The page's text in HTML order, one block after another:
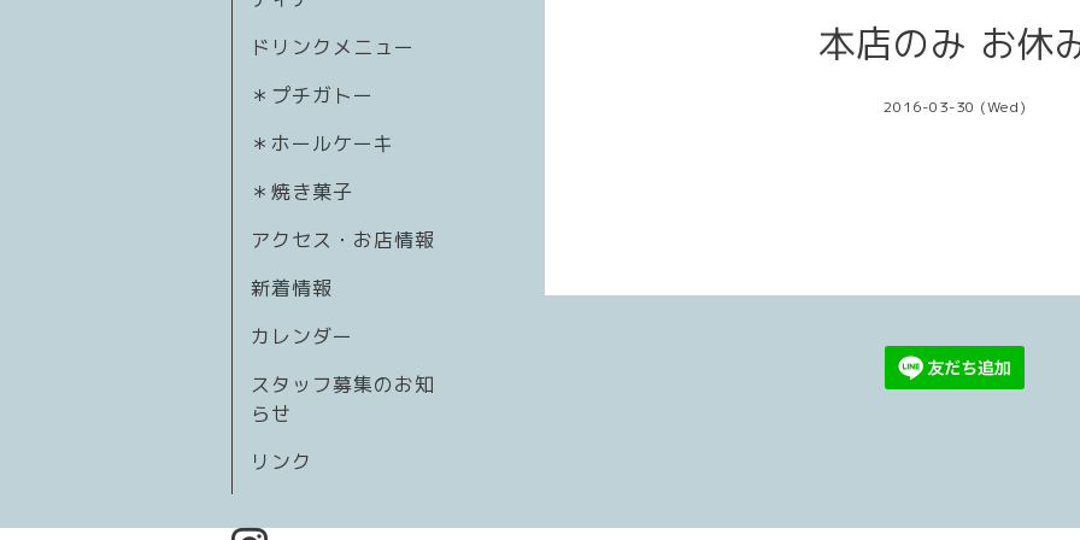
ドリンクメニュー
＊プチガトー
＊ホールケーキ
＊焼き菓子
アクセス・お店情報
新着情報
カレンダー
スタッフ募集のお知
らせ
リンク
本店のみ お休
2016-03-30 (Wed)